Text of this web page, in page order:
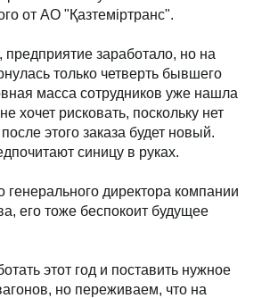
от АО "Қазтеміртранс".
заработало, но на
только четверть бывшего
масса сотрудников уже нашла
хочет рисковать, поскольку нет
этого заказа будет новый.
синицу в руках.
генерального директора компании
его тоже беспокоит будущее
этот год и поставить нужное
но переживаем, что на